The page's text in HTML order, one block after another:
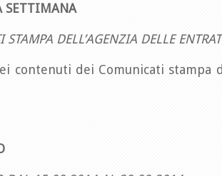
SETTIMANA
DELL’AGENZIA DELLE
contenuti dei Comunicati stampa